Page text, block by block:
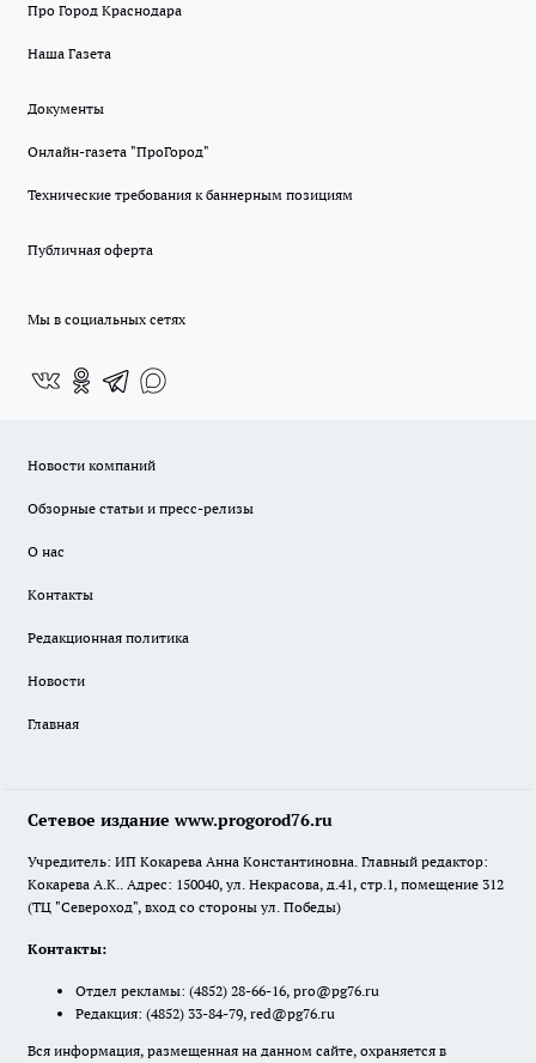
Про Город Краснодара
Наша Газета
Документы
Онлайн-газета "ПроГород"
Технические требования к баннерным позициям
Публичная оферта
Мы в социальных сетях
Новости компаний
Обзорные статьи и пресс-релизы
О нас
Контакты
Редакционная политика
Новости
Главная
Сетевое издание www.progorod76.ru
Учредитель: ИП Кокарева Анна Константиновна. Главный редактор:
Кокарева А.К.. Адрес: 150040, ул. Некрасова, д.41, стр.1, помещение 312
(ТЦ "Североход", вход со стороны ул. Победы)
Контакты:
Отдел рекламы: (4852) 28-66-16, pro@pg76.ru
Редакция: (4852) 33-84-79, red@pg76.ru
Вся информация, размещенная на данном сайте, охраняется в